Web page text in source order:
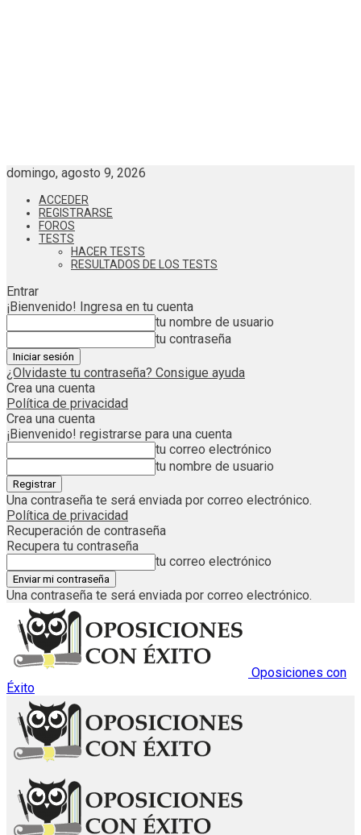
domingo, agosto 9, 2026
ACCEDER
REGISTRARSE
FOROS
TESTS
HACER TESTS
RESULTADOS DE LOS TESTS
Entrar
¡Bienvenido! Ingresa en tu cuenta
tu nombre de usuario
tu contraseña
¿Olvidaste tu contraseña? Consigue ayuda
Crea una cuenta
Política de privacidad
Crea una cuenta
¡Bienvenido! registrarse para una cuenta
tu correo electrónico
tu nombre de usuario
Una contraseña te será enviada por correo electrónico.
Política de privacidad
Recuperación de contraseña
Recupera tu contraseña
tu correo electrónico
Una contraseña te será enviada por correo electrónico.
Oposiciones con
Éxito